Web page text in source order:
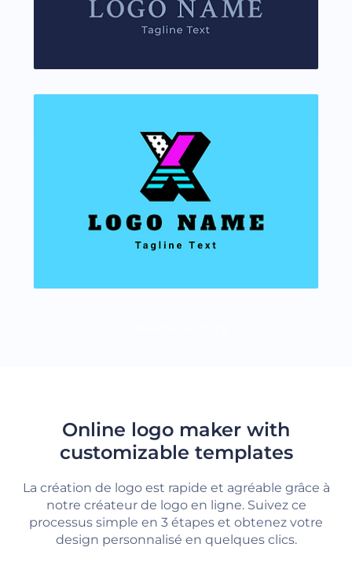
Online logo maker with
customizable templates
La création de logo est rapide et agréable grâce à
notre créateur de logo en ligne. Suivez ce
processus simple en 3 étapes et obtenez votre
design personnalisé en quelques clics.